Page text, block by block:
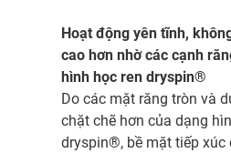
Hoạt động yên tĩnh,
cao hơn nhờ các cạnh
hình học ren dryspin®
Do các mặt răng tròn và
chặt chẽ hơn của dạng
dryspin®, bề mặt tiếp xúc